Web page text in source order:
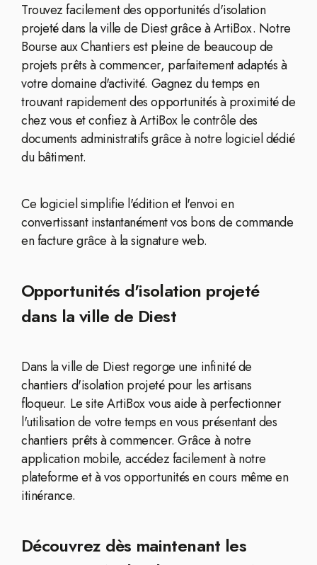
Trouvez facilement des opportunités d'isolation
projeté dans la ville de Diest grâce à ArtiBox. Notre
Bourse aux Chantiers est pleine de beaucoup de
projets prêts à commencer, parfaitement adaptés à
votre domaine d'activité. Gagnez du temps en
trouvant rapidement des opportunités à proximité de
chez vous et confiez à ArtiBox le contrôle des
documents administratifs grâce à notre logiciel dédié
du bâtiment.
Ce logiciel simplifie l'édition et l'envoi en
convertissant instantanément vos bons de commande
en facture grâce à la signature web.
Opportunités d'isolation projeté
dans la ville de Diest
Dans la ville de Diest regorge une infinité de
chantiers d'isolation projeté pour les artisans
floqueur. Le site ArtiBox vous aide à perfectionner
l'utilisation de votre temps en vous présentant des
chantiers prêts à commencer. Grâce à notre
application mobile, accédez facilement à notre
plateforme et à vos opportunités en cours même en
itinérance.
Découvrez dès maintenant les